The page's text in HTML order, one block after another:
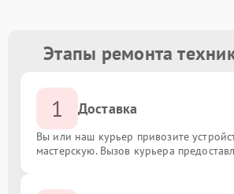
Этапы ремонта
1 Доставка
Вы или наш курьер привозите
мастерскую. Вызов курьера